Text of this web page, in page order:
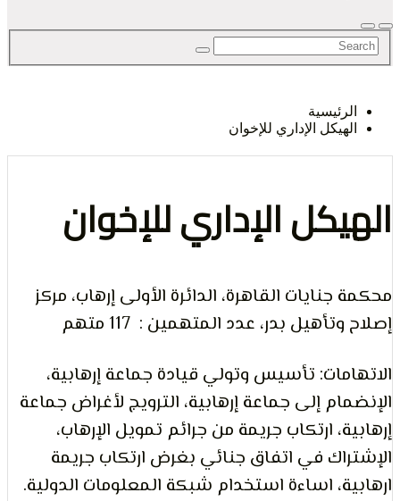
و
الإداري للإخوان
الإداري للإخوان
القاهرة، الدائرة الأولى إرهاب، مركز
بدر، عدد المتهمين : 117 متهم
تأسيس وتولي قيادة جماعة إرهابية،
إلى جماعة إرهابية، الترويج لأغراض جماعة
ارتكاب جريمة من جرائم تمويل الإرهاب،
في اتفاق جنائي بغرض ارتكاب جريمة
اساءة استخدام شبكة المعلومات الدولية.